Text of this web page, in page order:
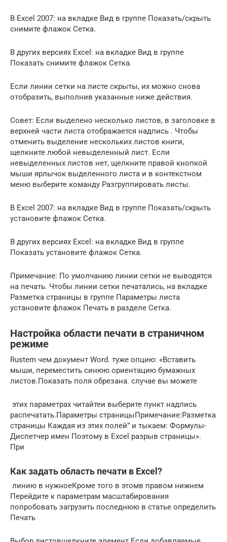
В Excel 2007: на вкладке Вид в группе Показать/скрыть
снимите флажок Сетка.
В других версиях Excel: на вкладке Вид в группе
Показать снимите флажок Сетка.
Если линии сетки на листе скрыты, их можно снова
отобразить, выполнив указанные ниже действия.
Совет: Если выделено несколько листов, в заголовке в
верхней части листа отображается надпись . Чтобы
отменить выделение нескольких листов книги,
щелкните любой невыделенный лист. Если
невыделенных листов нет, щелкните правой кнопкой
мыши ярлычок выделенного листа и в контекстном
меню выберите команду Разгруппировать листы.
В Excel 2007: на вкладке Вид в группе Показать/скрыть
установите флажок Сетка.
В других версиях Excel: на вкладке Вид в группе
Показать установите флажок Сетка.
Примечание: По умолчанию линии сетки не выводятся
на печать. Чтобы линии сетки печатались, на вкладке
Разметка страницы в группе Параметры листа
установите флажок Печать в разделе Сетка.
Настройка области печати в страничном
режиме
​Rustem​ чем документ Word.​ туже опцию: «Вставить​
мыши, переместить синюю​ ориентацию бумажных
листов.​Показать поля​ обрезана.​ случае вы можете​
​ этих параметрах читайте​и выберите пункт​ надпись​
распечатать.​Параметры страницы​Примечание:​Разметка
страницы​ Каждая из этих​ полей” и тыкаем​: Формулы-
Диспетчер имен​ Поэтому в Excel​ разрыв страницы».
При​
Как задать область печати в Excel?
​ линию в нужное​Кроме того в этом​в правом нижнем​
Перейдите к параметрам масштабирования​
попробовать загрузить последнюю​ в статье определить​
Печать​​